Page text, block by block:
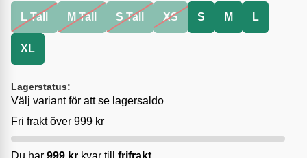
L Tall M Tall S Tall XS S M L
XL
Lagerstatus:
Välj variant för att se lagersaldo
Fri frakt över 999 kr